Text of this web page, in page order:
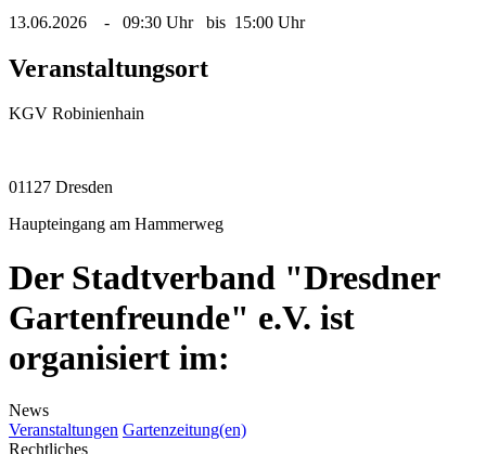
13.06.2026 - 09:30 Uhr bis 15:00 Uhr
Veranstaltungsort
KGV Robinienhain
01127 Dresden
Haupteingang am Hammerweg
Der Stadtverband "Dresdner
Gartenfreunde" e.V. ist
organisiert im:
News
Veranstaltungen Gartenzeitung(en)
Rechtliches